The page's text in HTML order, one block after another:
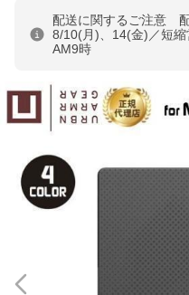
配送に関するご注意
8/10(月)、14(金)／短
AM9時